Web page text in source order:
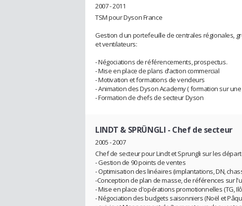
2007 - 2011
TSM pour Dyson France
Gestion d un portefeuille de centrales régionales,
et ventilateurs:
- Négociations de référencements, prospectus.
- Mise en place de plans d’action commercial
- Motivation et formations de vendeurs
- Animation des Dyson Academy ( formation sur
- Formation de chefs de secteur Dyson
LINDT & SPRÜNGLI - Chef de secteur
2005 - 2007
Chef de secteur pour Lindt et Sprungli sur les
- Gestion de 90 points de ventes
- Optimisation des linéaires (implantations, DN,
-Conception de plan de masse, de références sur
- Mise en place d'opérations promotionnelles (TG,
- Négociation des budgets saisonniers (Noël et